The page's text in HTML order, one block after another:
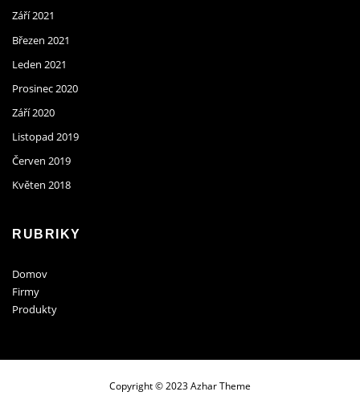
Září 2021
Březen 2021
Leden 2021
Prosinec 2020
Září 2020
Listopad 2019
Červen 2019
Květen 2018
RUBRIKY
Domov
Firmy
Produkty
Copyright © 2023 Azhar Theme